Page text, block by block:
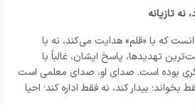
تازیانه
که با «قلم» هدایت می‌کند، نه با
تهدیدها، پاسخ ایشان، غالباً با
بوده است. صدای او، صدای معلمی است
بیدار کند، نه فقط اداره کند؛ احیا